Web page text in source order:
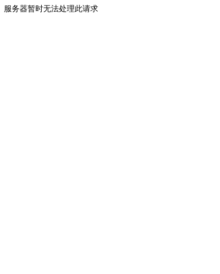
服务器暂时无法处理此请求